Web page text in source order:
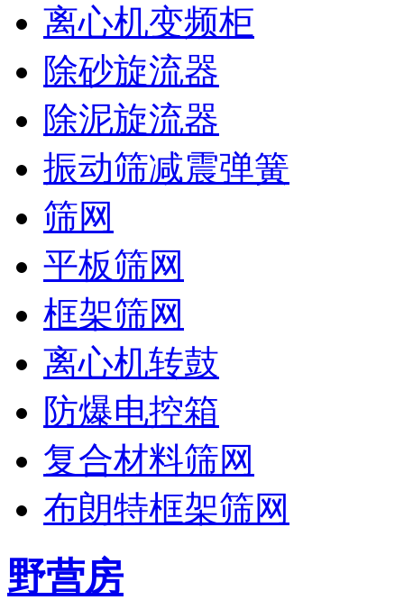
离心机变频柜
除砂旋流器
除泥旋流器
振动筛减震弹簧
筛网
平板筛网
框架筛网
离心机转鼓
防爆电控箱
复合材料筛网
布朗特框架筛网
野营房